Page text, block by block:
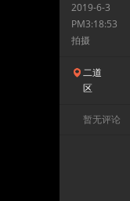
2019-6-3
PM3:18:53
拍摄
二道
区
暂无评论